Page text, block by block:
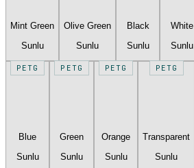
Mint Green
Sunlu
Olive Green
Sunlu
Black
Sunlu
White
Sunlu
PETG
Blue
Sunlu
PETG
Green
Sunlu
PETG
Orange
Sunlu
PETG
Transparent
Sunlu